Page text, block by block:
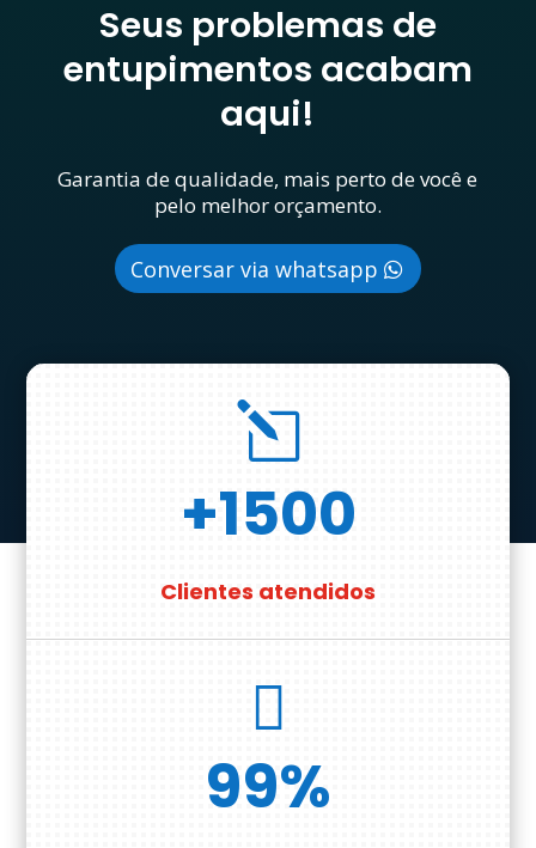
Seus problemas de
entupimentos acabam
aqui!
Garantia de qualidade, mais perto de você e
pelo melhor orçamento.
Conversar via whatsapp
l
+1500
Clientes atendidos

99%